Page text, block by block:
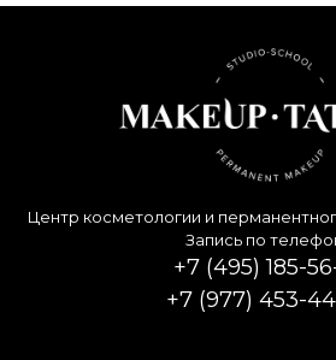
Центр косметологии и
Запись по
+7 (495) 185-
+7 (977) 453-